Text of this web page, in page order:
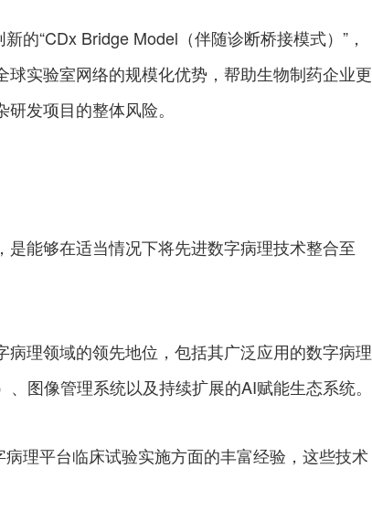
的“CDx Bridge Model（伴随诊断桥接模式）”，
实验室网络的规模化优势，帮助生物制药企业更
发项目的整体风险。
是能够在适当情况下将先进数字病理技术整合至
理领域的领先地位，包括其广泛应用的数字病理
图像管理系统以及持续扩展的AI赋能生态系统。
理平台临床试验实施方面的丰富经验，这些技术